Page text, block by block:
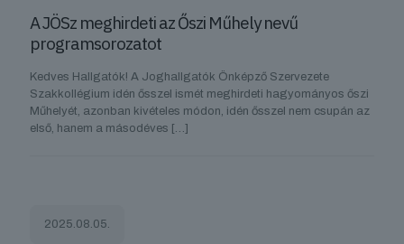
A JÖSz meghirdeti az Őszi Műhely nevű
programsorozatot
Kedves Hallgatók! A Joghallgatók Önképző Szervezete
Szakkollégium idén ősszel ismét meghirdeti hagyományos őszi
Műhelyét, azonban kivételes módon, idén ősszel nem csupán az
első, hanem a másodéves […]
2025.08.05.